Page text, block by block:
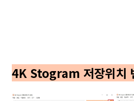
4K Stogram 저장위치